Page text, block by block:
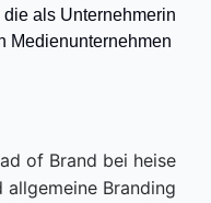
als Unternehmerin
Medienunternehmen
of Brand bei heise
Branding